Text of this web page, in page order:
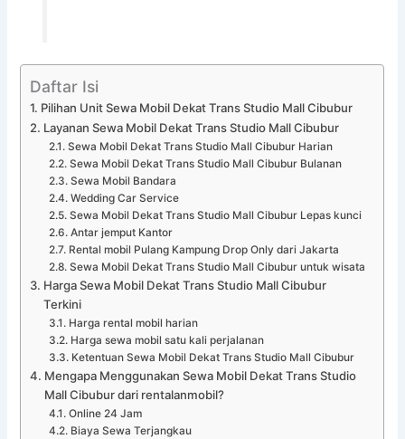
Daftar Isi
Pilihan Unit Sewa Mobil Dekat Trans Studio Mall Cibubur
Layanan Sewa Mobil Dekat Trans Studio Mall Cibubur
Sewa Mobil Dekat Trans Studio Mall Cibubur Harian
Sewa Mobil Dekat Trans Studio Mall Cibubur Bulanan
Sewa Mobil Bandara
Wedding Car Service
Sewa Mobil Dekat Trans Studio Mall Cibubur Lepas kunci
Antar jemput Kantor
Rental mobil Pulang Kampung Drop Only dari Jakarta
Sewa Mobil Dekat Trans Studio Mall Cibubur untuk wisata
Harga Sewa Mobil Dekat Trans Studio Mall Cibubur
Terkini
Harga rental mobil harian
Harga sewa mobil satu kali perjalanan
Ketentuan Sewa Mobil Dekat Trans Studio Mall Cibubur
Mengapa Menggunakan Sewa Mobil Dekat Trans Studio
Mall Cibubur dari rentalanmobil?
Online 24 Jam
Biaya Sewa Terjangkau